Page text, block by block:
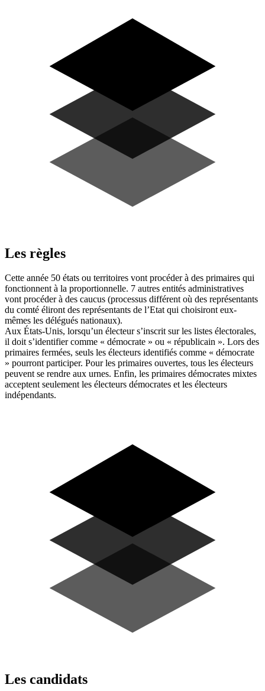
Les règles
Cette année 50 états ou territoires vont procéder à des primaires qui
fonctionnent à la proportionnelle. 7 autres entités administratives
vont procéder à des caucus (processus différent où des représentants
du comté éliront des représentants de l’Etat qui choisiront eux-
mêmes les délégués nationaux).
Aux États-Unis, lorsqu’un électeur s’inscrit sur les listes électorales,
il doit s’identifier comme « démocrate » ou « républicain ». Lors des
primaires fermées, seuls les électeurs identifiés comme « démocrate
» pourront participer. Pour les primaires ouvertes, tous les électeurs
peuvent se rendre aux urnes. Enfin, les primaires démocrates mixtes
acceptent seulement les électeurs démocrates et les électeurs
indépendants.
Les candidats